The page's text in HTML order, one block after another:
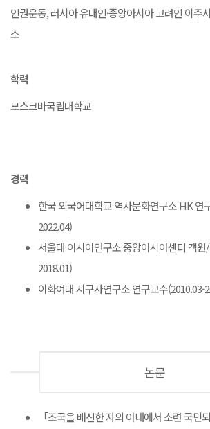
인권운동, 러시아 유대인·중앙아시아 고려인 이주
소
학력
모스크바국립대학교
경력
한국 외국어대학교 역사문화연구소 HK 연
2022.04)
서울대 아시아연구소 중앙아시아센터 객
2018.01)
이화여대 지구사연구소 연구교수(2010.03-
논문
「조국을 배신한 자의 아내에서 소련 국민